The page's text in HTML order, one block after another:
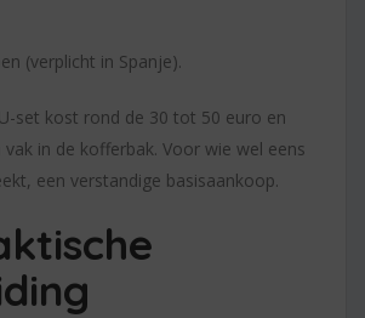
(verplicht in Spanje).
set kost rond de 30 tot 50 euro en
vak in de kofferbak. Voor wie wel eens
een verstandige basisaankoop.